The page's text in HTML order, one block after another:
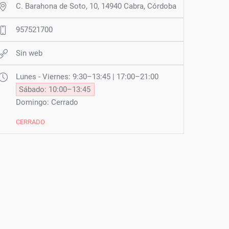
C. Barahona de Soto, 10, 14940 Cabra, Córdoba
957521700
Sin web
Lunes - Viernes: 9:30–13:45 | 17:00–21:00
Sábado: 10:00–13:45
Domingo: Cerrado
CERRADO